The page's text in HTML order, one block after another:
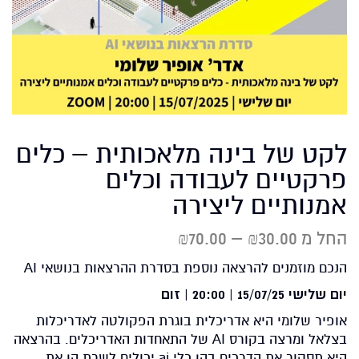
לקט של בינה מלאכותית – כלים
פרקטיים לעבודה וכלים
אמנותיים ליצירה
₪30.00
–
₪70.00
הנכם מוזמנים להרצאה נוספת בסדרת ההרצאות בנושאי AI
יום שלישי 15/07/25 | 20:00 | זום
אופיר שלומי היא אדריכלית בוגרת הפקולטה לאדריכלות
בצלאל ומרצה בקורס AI של התאחדות האדריכלים. בהרצאה